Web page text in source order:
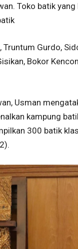
Toko batik
Gurdo,
Bokor
Usman
kampung
300 batik